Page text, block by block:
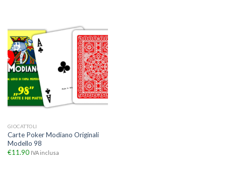
GIOCATTOLI
Carte Poker Modiano Originali
Modello 98
€11.90 IVA inclusa